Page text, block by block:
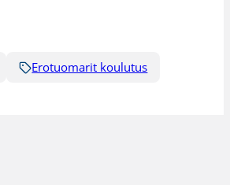
Erotuomarit koulutus